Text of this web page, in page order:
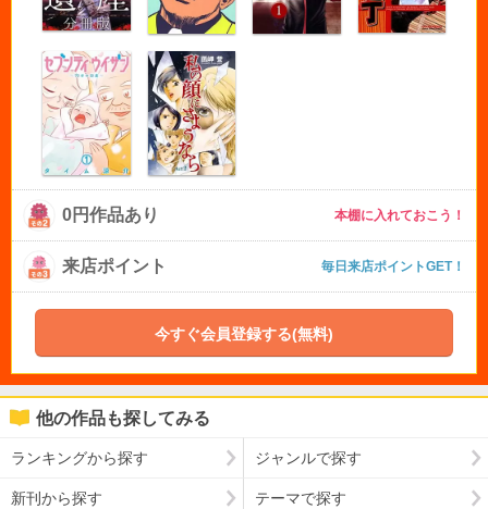
0円作品あり 本棚に入れておこう！
来店ポイント 毎日来店ポイントGET！
今すぐ会員登録する(無料)
他の作品も探してみる
ランキングから探す ジャンルで探す
新刊から探す テーマで探す